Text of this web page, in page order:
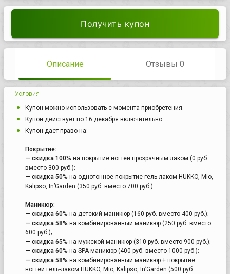
Получить купон
Описание Отзывы 0
Условия
Купон можно использовать с момента приобретения.
Купон действует по 16 декабря включительно.
Купон дает право на:
Покрытие:
— скидка 100% на покрытие ногтей прозрачным лаком (0 руб.
вместо 300 руб.);
— скидка 50% на однотонное покрытие гель-лаком HUKKO, Mio,
Kalipso, In’Garden (350 руб. вместо 700 руб.).
Маникюр:
— скидка 60% на детский маникюр (160 руб. вместо 400 руб.);
— скидка 58% на комбинированный маникюр (250 руб. вместо
600 руб.);
— скидка 65% на мужской маникюр (310 руб. вместо 900 руб.);
— скидка 60% на SPA-маникюр (400 руб. вместо 1000 руб.);
— скидка 58% на комбинированный маникюр + покрытие
ногтей гель-лаком HUKKO, Mio, Kalipso, In’Garden (500 руб.